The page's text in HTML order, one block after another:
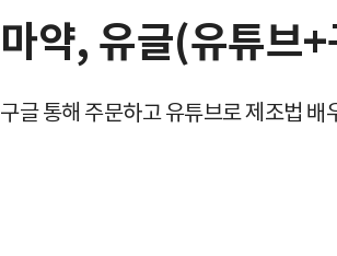
마약, 유글(유튜브
구글 통해 주문하고 유튜브로 제조법 배